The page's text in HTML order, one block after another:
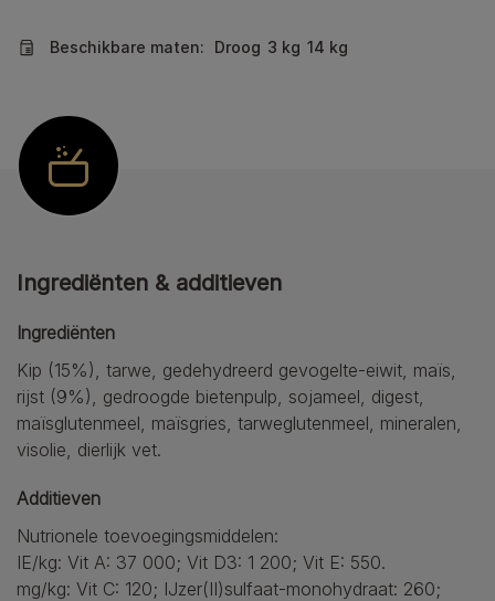
Beschikbare maten: Droog 3 kg 14 kg
Ingrediënten & additieven
Ingrediënten
Kip (15%), tarwe, gedehydreerd gevogelte-eiwit, maïs,
rijst (9%), gedroogde bietenpulp, sojameel, digest,
maïsglutenmeel, maïsgries, tarweglutenmeel, mineralen,
visolie, dierlijk vet.
Additieven
Nutrionele toevoegingsmiddelen:
IE/kg: Vit A: 37 000; Vit D3: 1 200; Vit E: 550.
mg/kg: Vit C: 120; IJzer(II)sulfaat-monohydraat: 260;